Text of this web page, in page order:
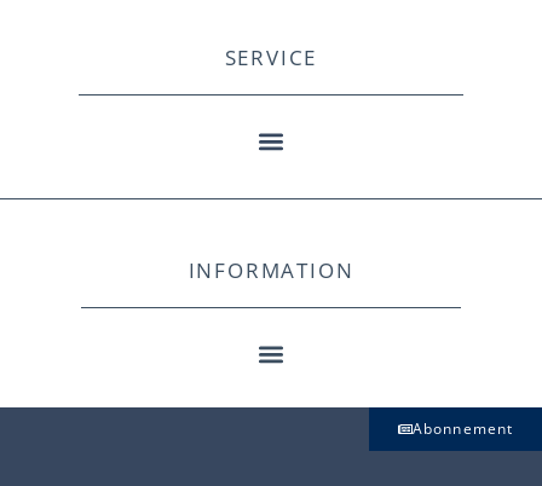
SERVICE
INFORMATION
Abonnement